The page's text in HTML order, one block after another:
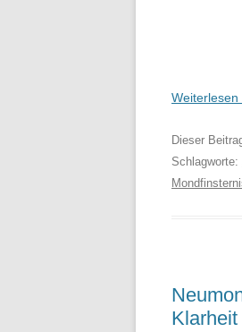
Weiterlesen
Dieser
Schlagworte: